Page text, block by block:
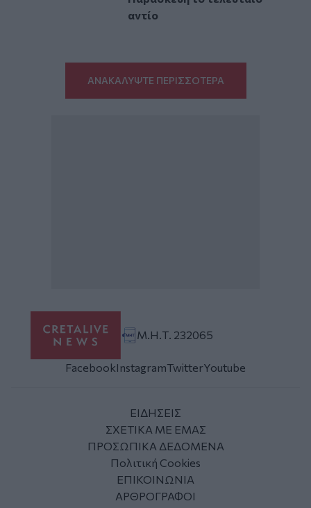
αντίο
ΑΝΑΚΑΛΥΨΤΕ ΠΕΡΙΣΣΟΤΕΡΑ
Μ.Η.Τ. 232065
FacebookInstagramTwitterYoutube
ΕΙΔΗΣΕΙΣ
ΣΧΕΤΙΚΑ ΜΕ ΕΜΑΣ
ΠΡΟΣΩΠΙΚΑ ΔΕΔΟΜΕΝΑ
Πολιτική Cookies
ΕΠΙΚΟΙΝΩΝΙΑ
ΑΡΘΡΟΓΡΑΦΟΙ